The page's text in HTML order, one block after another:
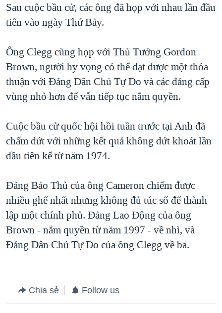
Sau cuộc bầu cử, các ông đã họp với nhau lần đầu
tiên vào ngày Thứ Bảy.
Ông Clegg cũng họp với Thủ Tướng Gordon
Brown, người hy vọng có thể đạt được một thỏa
thuận với Đảng Dân Chủ Tự Do và các đảng cấp
vùng nhỏ hơn để vẫn tiếp tục nắm quyền.
Cuộc bầu cử quốc hội hồi tuần trước tại Anh đã
chấm dứt với những kết quả không dứt khoát lần
đầu tiên kể từ năm 1974.
Đảng Bảo Thủ của ông Cameron chiếm được
nhiều ghế nhất nhưng không đủ túc số để thành
lập một chính phủ. Đảng Lao Động của ông
Brown - nắm quyền từ năm 1997 - về nhì, và
Đảng Dân Chủ Tự Do của ông Clegg về ba.
Chia sẻ Follow us